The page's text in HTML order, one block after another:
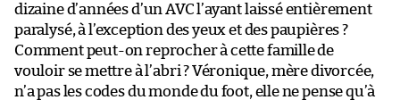
dizaine d’années d’un AVC l’ayant laissé entièrement
paralysé, à l’exception des yeux et des paupières ?
Comment peut-on reprocher à cette famille de
vouloir se mettre à l’abri ? Véronique, mère divorcée,
n’a pas les codes du monde du foot, elle ne pense qu’à